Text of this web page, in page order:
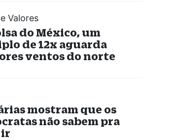
Valores
do México, um
de 12x aguarda
ventos do norte
mostram que os
não sabem pra
ir